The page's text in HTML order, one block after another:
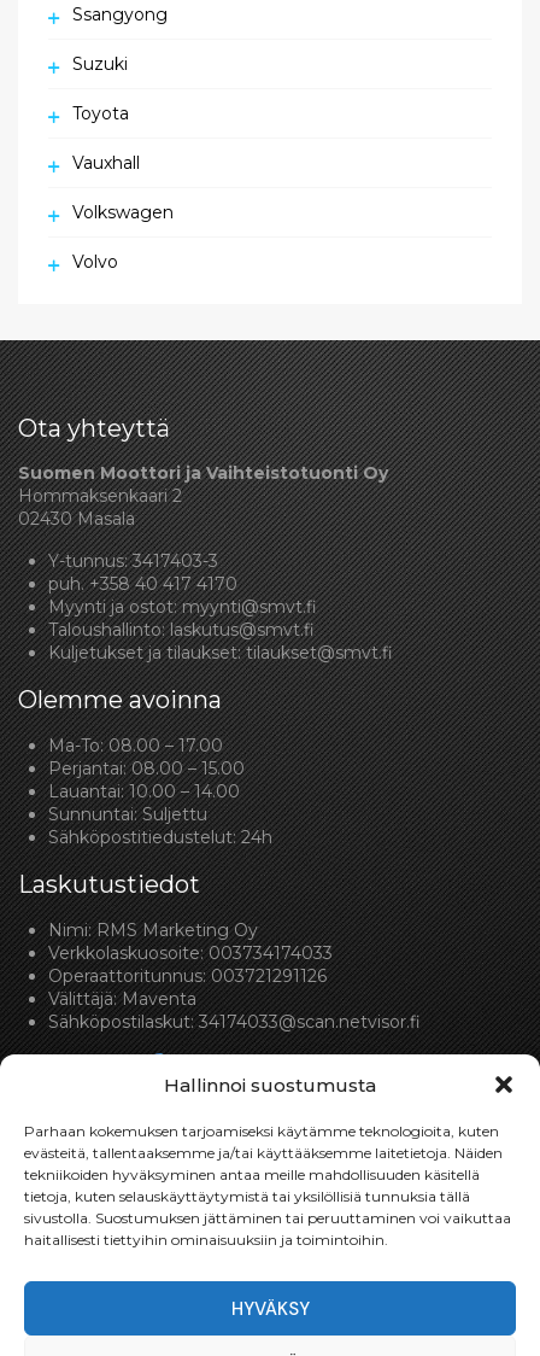
Hallinnoi suostumusta
Parhaan kokemuksen tarjoamiseksi käytämme teknologioita, kuten
evästeitä, tallentaaksemme ja/tai käyttääksemme laitetietoja. Näiden
tekniikoiden hyväksyminen antaa meille mahdollisuuden käsitellä
tietoja, kuten selauskäyttäytymistä tai yksilöllisiä tunnuksia tällä
sivustolla. Suostumuksen jättäminen tai peruuttaminen voi vaikuttaa
haitallisesti tiettyihin ominaisuuksiin ja toimintoihin.
HYVÄKSY
Ssangyong
Suzuki
Toyota
Vauxhall
Volkswagen
Volvo
Ota yhteyttä
Suomen Moottori ja Vaihteistotuonti Oy
Hommaksenkaari 2
02430 Masala
Y-tunnus: 3417403-3
puh.+358 40 417 4170
Myynti ja ostot:myynti@smvt.fi
Taloushallinto:laskutus@smvt.fi
Kuljetukset ja tilaukset:tilaukset@smvt.fi
Olemme avoinna
Ma-To: 08.00 – 17.00
Perjantai: 08.00 – 15.00
Lauantai: 10.00 – 14.00
Sunnuntai: Suljettu
Sähköpostitiedustelut: 24h
Laskutustiedot
Nimi: RMS Marketing Oy
Verkkolaskuosoite: 003734174033
Operaattoritunnus: 003721291126
Välittäjä: Maventa
Sähköpostilaskut:34174033@scan.netvisor.fi
Toimitukset
Toimitamme osat perille toimitusperiaatteella siihen
osan toimitettavan.
Toimitusaika on yleensä noin yksi (1) viikko tilauspäivästä.
Toimitus- & takuuehdot